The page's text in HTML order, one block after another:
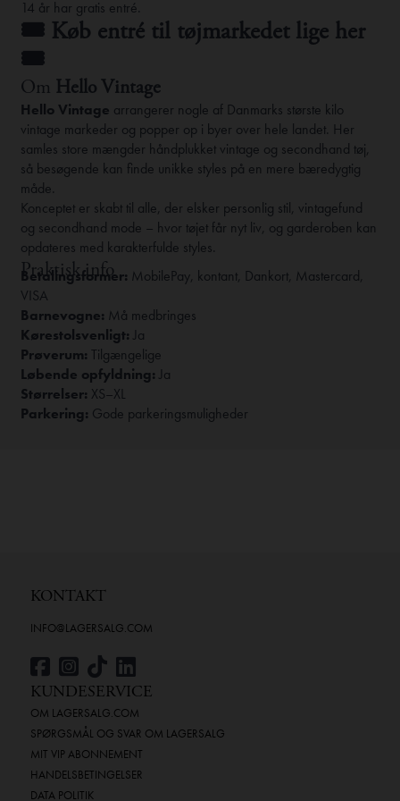
14 år har gratis entré.
🎟️ Køb entré til tøjmarkedet lige her
🎟️
Om Hello Vintage
Hello Vintage arrangerer nogle af Danmarks største kilo
vintage markeder og popper op i byer over hele landet. Her
samles store mængder håndplukket vintage og secondhand tøj,
så besøgende kan finde unikke styles på en mere bæredygtig
måde.
Konceptet er skabt til alle, der elsker personlig stil, vintagefund
og secondhand mode – hvor tøjet får nyt liv, og garderoben kan
opdateres med karakterfulde styles.
Praktisk info
Betalingsformer: MobilePay, kontant, Dankort, Mastercard,
VISA
Barnevogne: Må medbringes
Kørestolsvenligt: Ja
Prøverum: Tilgængelige
Løbende opfyldning: Ja
Størrelser: XS–XL
Parkering: Gode parkeringsmuligheder
KONTAKT
INFO@LAGERSALG.COM
KUNDESERVICE
OM LAGERSALG.COM
SPØRGSMÅL OG SVAR OM LAGERSALG
MIT VIP ABONNEMENT
HANDELSBETINGELSER
DATA POLITIK